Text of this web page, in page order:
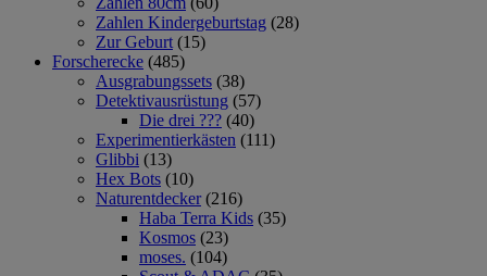
Zahlen Kindergeburtstag (28)
Zur Geburt (15)
Forscherecke (485)
Ausgrabungssets (38)
Detektivausrüstung (57)
Die drei ??? (40)
Experimentierkästen (111)
Glibbi (13)
Hex Bots (10)
Naturentdecker (216)
Haba Terra Kids (35)
Kosmos (23)
moses. (104)